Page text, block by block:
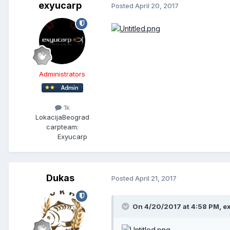
exyucarp
Administrators
1k
LokacijaBeograd
carpteam:
Exyucarp
Posted April 20, 2017
Dukas Posted April 21, 2017
On 4/20/2017 at 4:58 PM,